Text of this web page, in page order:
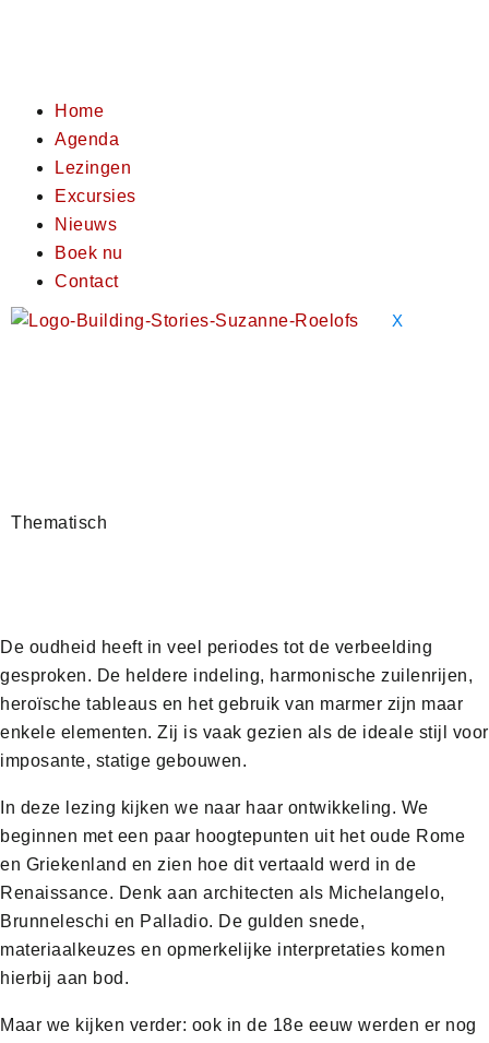
Home
Agenda
Lezingen
Excursies
Nieuws
Boek nu
Contact
X
Thematisch
De oudheid heeft in veel periodes tot de verbeelding
gesproken. De heldere indeling, harmonische zuilenrijen,
heroïsche tableaus en het gebruik van marmer zijn maar
enkele elementen. Zij is vaak gezien als de ideale stijl voor
imposante, statige gebouwen.
In deze lezing kijken we naar haar ontwikkeling. We
beginnen met een paar hoogtepunten uit het oude Rome
en Griekenland en zien hoe dit vertaald werd in de
Renaissance. Denk aan architecten als Michelangelo,
Brunneleschi en Palladio. De gulden snede,
materiaalkeuzes en opmerkelijke interpretaties komen
hierbij aan bod.
Maar we kijken verder: ook in de 18e eeuw werden er nog